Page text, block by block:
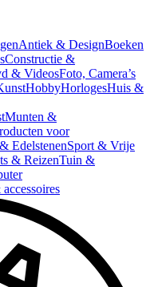
Antiek & DesignBoeken
Constructie &
& VideosFoto, Camera’s
HobbyHorlogesHuis &
Munten &
voor
EdelstenenSport & Vrije
& ReizenTuin &